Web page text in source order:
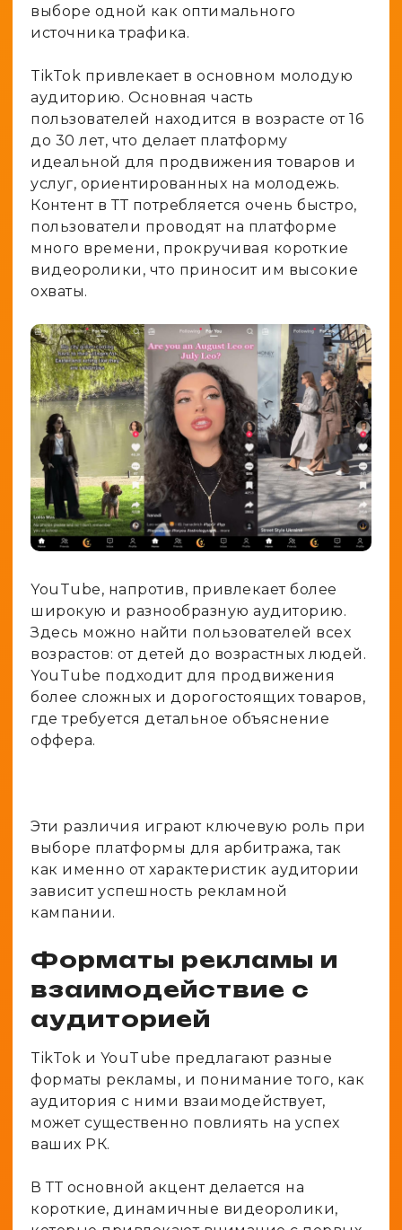
выборе одной как оптимального
источника трафика.
TikTok привлекает в основном молодую
аудиторию. Основная часть
пользователей находится в возрасте от 16
до 30 лет, что делает платформу
идеальной для продвижения товаров и
услуг, ориентированных на молодежь.
Контент в ТТ потребляется очень быстро,
пользователи проводят на платформе
много времени, прокручивая короткие
видеоролики, что приносит им высокие
охваты.
YouTube, напротив, привлекает более
широкую и разнообразную аудиторию.
Здесь можно найти пользователей всех
возрастов: от детей до возрастных людей.
YouTube подходит для продвижения
более сложных и дорогостоящих товаров,
где требуется детальное объяснение
оффера.
Эти различия играют ключевую роль при
выборе платформы для арбитража, так
как именно от характеристик аудитории
зависит успешность рекламной
кампании.
Форматы рекламы и
взаимодействие с
аудиторией
TikTok и YouTube предлагают разные
форматы рекламы, и понимание того, как
аудитория с ними взаимодействует,
может существенно повлиять на успех
ваших РК.
В ТТ основной акцент делается на
короткие, динамичные видеоролики,